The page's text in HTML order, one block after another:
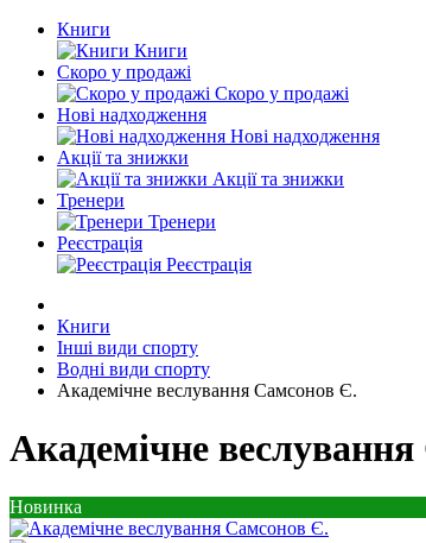
Книги
Книги
Скоро у продажі
Скоро у продажі
Нові надходження
Нові надходження
Акції та знижки
Акції та знижки
Тренери
Тренери
Реєстрація
Реєстрація
Книги
Інші види спорту
Водні види спорту
Академічне веслування Самсонов Є.
Академічне
Новинка